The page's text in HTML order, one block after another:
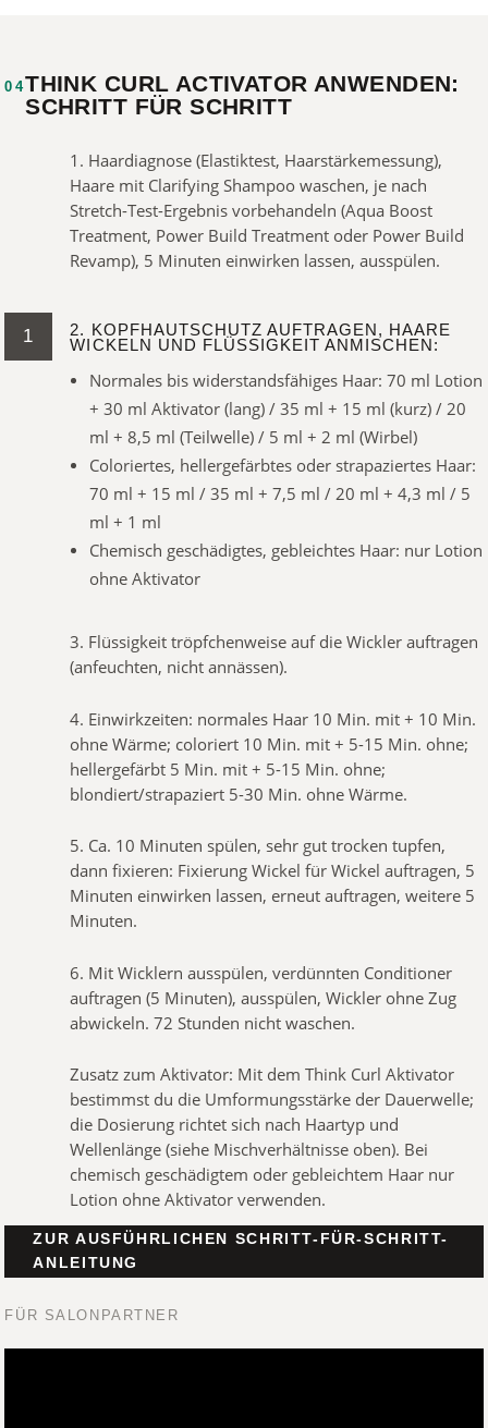
04THINK CURL ACTIVATOR ANWENDEN:
SCHRITT FÜR SCHRITT
1. Haardiagnose (Elastiktest, Haarstärkemessung),
Haare mit Clarifying Shampoo waschen, je nach
Stretch-Test-Ergebnis vorbehandeln (Aqua Boost
Treatment, Power Build Treatment oder Power Build
Revamp), 5 Minuten einwirken lassen, ausspülen.
2. KOPFHAUTSCHUTZ AUFTRAGEN, HAARE
WICKELN UND FLÜSSIGKEIT ANMISCHEN:
Normales bis widerstandsfähiges Haar: 70 ml Lotion
+ 30 ml Aktivator (lang) / 35 ml + 15 ml (kurz) / 20
ml + 8,5 ml (Teilwelle) / 5 ml + 2 ml (Wirbel)
Coloriertes, hellergefärbtes oder strapaziertes Haar:
70 ml + 15 ml / 35 ml + 7,5 ml / 20 ml + 4,3 ml / 5
ml + 1 ml
Chemisch geschädigtes, gebleichtes Haar: nur Lotion
ohne Aktivator
3. Flüssigkeit tröpfchenweise auf die Wickler auftragen
(anfeuchten, nicht annässen).
4. Einwirkzeiten: normales Haar 10 Min. mit + 10 Min.
ohne Wärme; coloriert 10 Min. mit + 5-15 Min. ohne;
hellergefärbt 5 Min. mit + 5-15 Min. ohne;
blondiert/strapaziert 5-30 Min. ohne Wärme.
5. Ca. 10 Minuten spülen, sehr gut trocken tupfen,
dann fixieren: Fixierung Wickel für Wickel auftragen, 5
Minuten einwirken lassen, erneut auftragen, weitere 5
Minuten.
6. Mit Wicklern ausspülen, verdünnten Conditioner
auftragen (5 Minuten), ausspülen, Wickler ohne Zug
abwickeln. 72 Stunden nicht waschen.
Zusatz zum Aktivator: Mit dem Think Curl Aktivator
bestimmst du die Umformungsstärke der Dauerwelle;
die Dosierung richtet sich nach Haartyp und
Wellenlänge (siehe Mischverhältnisse oben). Bei
chemisch geschädigtem oder gebleichtem Haar nur
Lotion ohne Aktivator verwenden.
ZUR AUSFÜHRLICHEN SCHRITT-FÜR-SCHRITT-
ANLEITUNG
FÜR SALONPARTNER